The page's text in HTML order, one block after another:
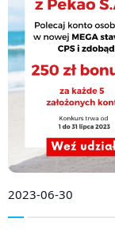
2023-06-30